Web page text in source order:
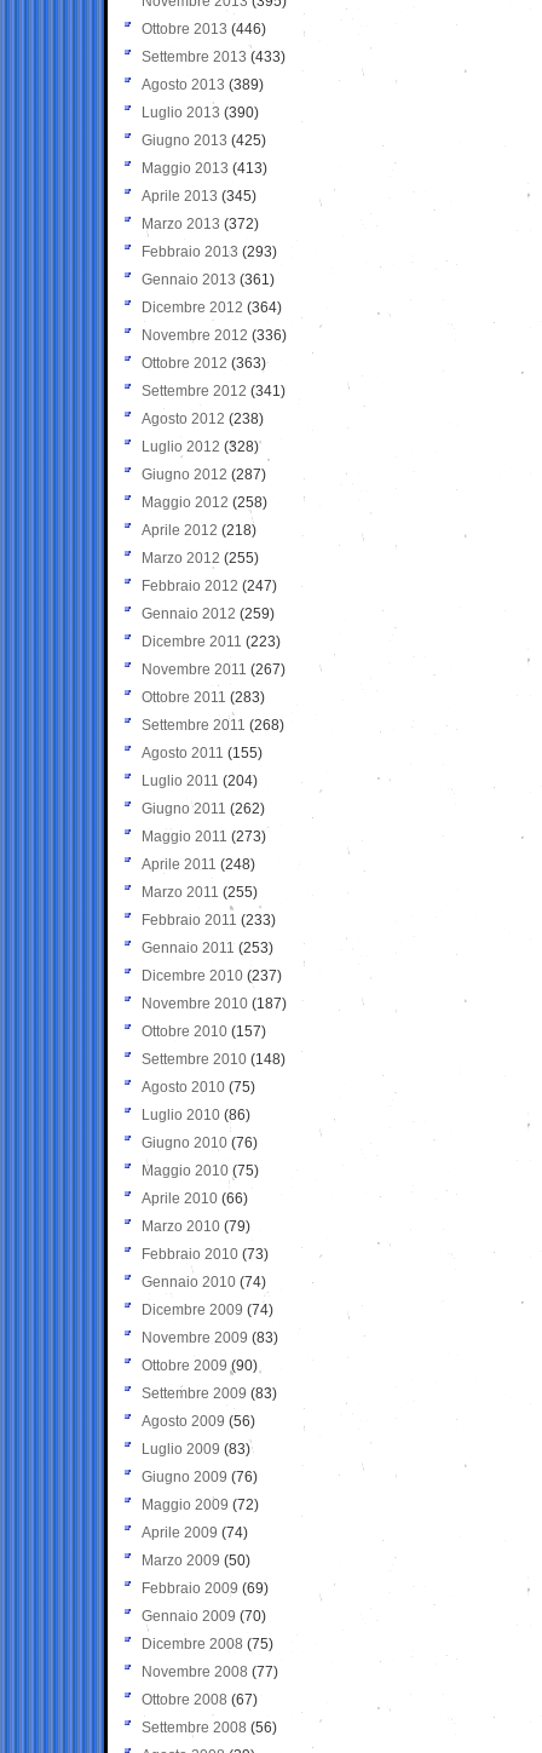
Ottobre 2013 (446)
Settembre 2013 (433)
Agosto 2013 (389)
Luglio 2013 (390)
Giugno 2013 (425)
Maggio 2013 (413)
Aprile 2013 (345)
Marzo 2013 (372)
Febbraio 2013 (293)
Gennaio 2013 (361)
Dicembre 2012 (364)
Novembre 2012 (336)
Ottobre 2012 (363)
Settembre 2012 (341)
Agosto 2012 (238)
Luglio 2012 (328)
Giugno 2012 (287)
Maggio 2012 (258)
Aprile 2012 (218)
Marzo 2012 (255)
Febbraio 2012 (247)
Gennaio 2012 (259)
Dicembre 2011 (223)
Novembre 2011 (267)
Ottobre 2011 (283)
Settembre 2011 (268)
Agosto 2011 (155)
Luglio 2011 (204)
Giugno 2011 (262)
Maggio 2011 (273)
Aprile 2011 (248)
Marzo 2011 (255)
Febbraio 2011 (233)
Gennaio 2011 (253)
Dicembre 2010 (237)
Novembre 2010 (187)
Ottobre 2010 (157)
Settembre 2010 (148)
Agosto 2010 (75)
Luglio 2010 (86)
Giugno 2010 (76)
Maggio 2010 (75)
Aprile 2010 (66)
Marzo 2010 (79)
Febbraio 2010 (73)
Gennaio 2010 (74)
Dicembre 2009 (74)
Novembre 2009 (83)
Ottobre 2009 (90)
Settembre 2009 (83)
Agosto 2009 (56)
Luglio 2009 (83)
Giugno 2009 (76)
Maggio 2009 (72)
Aprile 2009 (74)
Marzo 2009 (50)
Febbraio 2009 (69)
Gennaio 2009 (70)
Dicembre 2008 (75)
Novembre 2008 (77)
Ottobre 2008 (67)
Settembre 2008 (56)